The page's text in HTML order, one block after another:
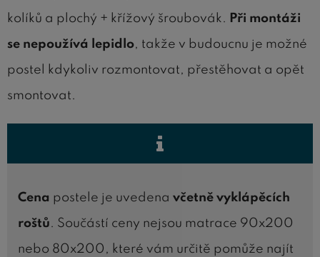
kolíků a plochý + křížový šroubovák. Při montáži
se nepoužívá lepidlo, takže v budoucnu je možné
postel kdykoliv rozmontovat, přestěhovat a opět
smontovat.
Cena postele je uvedena včetně vyklápěcích
roštů. Součástí ceny nejsou matrace 90x200
nebo 80x200, které vám určitě pomůže najít